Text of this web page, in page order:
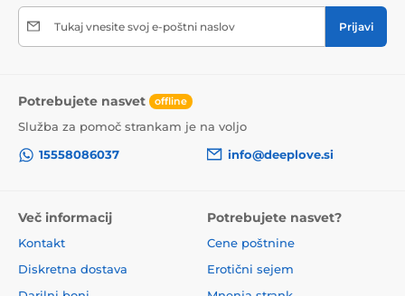
Tukaj vnesite svoj e-poštni naslov Prijavi
Potrebujete nasvet offline
Služba za pomoč strankam je na voljo
15558086037
info@deeplove.si
Več informacij
Kontakt
Diskretna dostava
Potrebujete nasvet?
Cene poštnine
Erotični sejem